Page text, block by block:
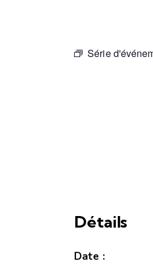
Série
Détails
Date :